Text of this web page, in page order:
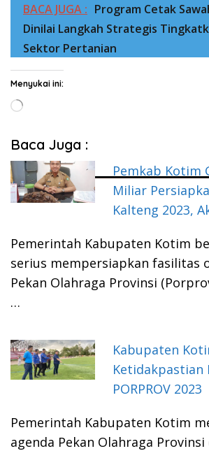
BACA JUGA : Program Cetak
Dinilai Langkah Strategis
Sektor Pertanian
Menyukai ini:
Memuat...
Baca Juga :
Pemkab Kotim
Miliar
Kalteng 2023,
Pemerintah Kabupaten Kotim
serius mempersiapkan fasilitas
Pekan Olahraga Provinsi
…
Kabupaten
Ketidakpastian
PORPROV 2023
Pemerintah Kabupaten Kotim
agenda Pekan Olahraga Provinsi